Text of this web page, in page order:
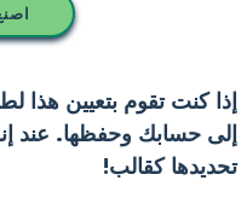
إذا كنت تقوم بتعيين هذا
إلى حسابك وحفظها. عند
تحديدها كقالب!